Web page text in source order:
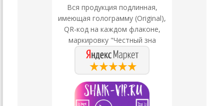
Вся продукция подлинная,
имеющая голограмму (Original),
QR-код на каждом флаконе,
маркировку "Честный зна